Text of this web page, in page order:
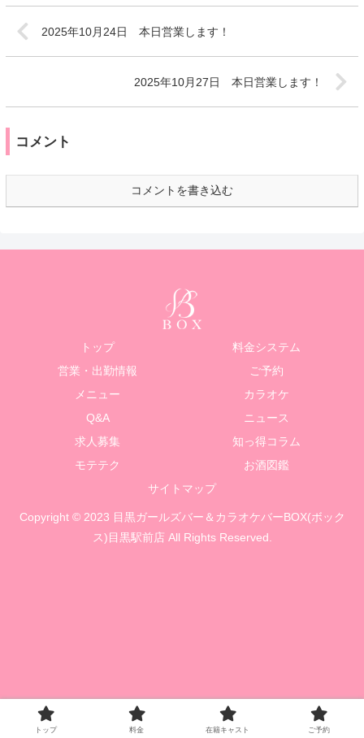
2025年10月24日 本日営業します！
2025年10月27日 本日営業します！
コメント
コメントを書き込む
トップ
料金システム
営業・出勤情報
ご予約
メニュー
カラオケ
Q&A
ニュース
求人募集
知っ得コラム
モテテク
お酒図鑑
サイトマップ
Copyright © 2023 目黒ガールズバー＆カラオケバーBOX(ボック
ス)目黒駅前店 All Rights Reserved.
トップ 料金 在籍キャスト ご予約